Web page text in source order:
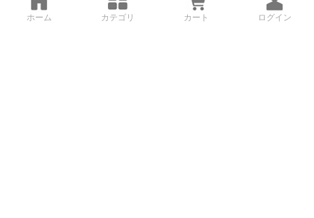
ホーム カテゴリ カート ログイン